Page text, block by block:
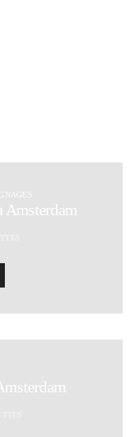
Amsterdam